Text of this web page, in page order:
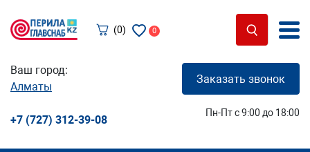
(0) 0
Ваш город:
Алматы
Заказать звонок
+7 (727) 312-39-08
Пн-Пт с 9:00 до 18:00